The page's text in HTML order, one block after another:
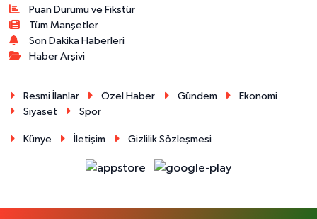
Puan Durumu ve Fikstür
Tüm Manşetler
Son Dakika Haberleri
Haber Arşivi
Resmi İlanlar Özel Haber Gündem
Ekonomi
Siyaset
Spor
Künye İletişim Gizlilik Sözleşmesi